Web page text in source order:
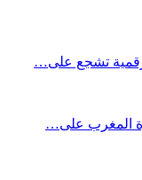
المغرب على…